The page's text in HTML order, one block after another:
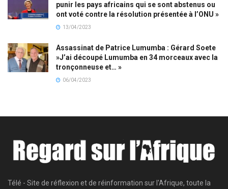
punir les pays africains qui se sont abstenus ou
ont voté contre la résolution présentée à l’ONU »
13/04/2023
Assassinat de Patrice Lumumba : Gérard Soete
»J’ai découpé Lumumba en 34 morceaux avec la
tronçonneuse et… »
06/04/2023
Télé - Site de réflexion et de réinformation sur l'Afrique, toute la